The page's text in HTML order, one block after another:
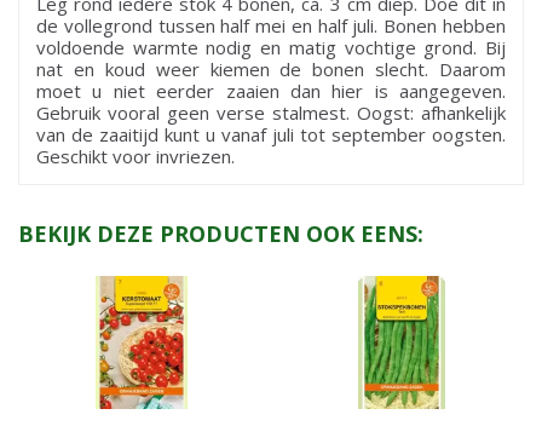
de vollegrond tussen half mei en half juli. Bonen hebben
voldoende warmte nodig en matig vochtige grond. Bij
nat en koud weer kiemen de bonen slecht. Daarom
moet u niet eerder zaaien dan hier is aangegeven.
Gebruik vooral geen verse stalmest. Oogst: afhankelijk
van de zaaitijd kunt u vanaf juli tot september oogsten.
Geschikt voor invriezen.
BEKIJK DEZE PRODUCTEN OOK EENS: